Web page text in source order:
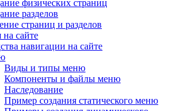
физических страниц
разделов
страниц и разделов
сайте
навигации на сайте
Виды и типы меню
Компоненты и файлы меню
Наследование
Пример создания статического меню